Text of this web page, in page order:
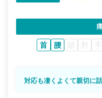
首 腰 頭 肘
対応も凄くよくて親切に